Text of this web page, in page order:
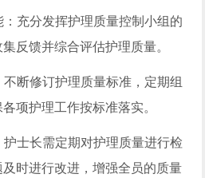
充分发挥护理质量控制小组的
反馈并综合评估护理质量。
断修订护理质量标准，定期组
项护理工作按标准落实。
士长需定期对护理质量进行检
时进行改进，增强全员的质量